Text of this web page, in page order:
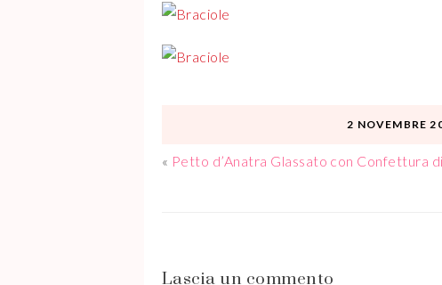
2 NOVEMBRE
« Petto d’Anatra Glassato con Confettura